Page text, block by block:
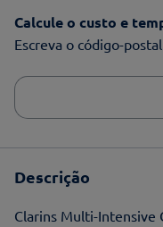
Calcule o custo e
Escreva o código-
Descrição
Clarins Multi-Intensive